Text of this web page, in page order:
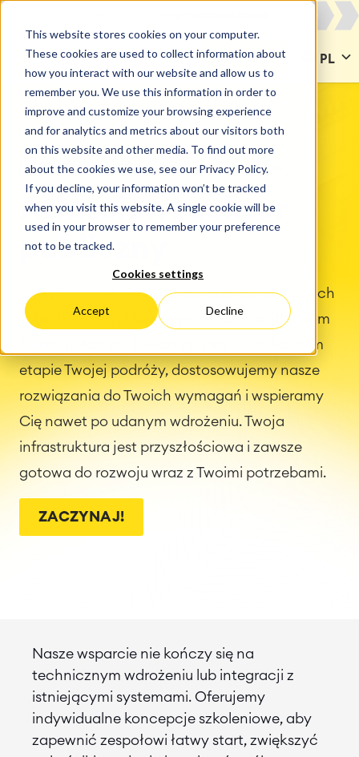
This website stores cookies on your computer.
These cookies are used to collect information about
how you interact with our website and allow us to
remember you. We use this information in order to
improve and customize your browsing experience
and for analytics and metrics about our visitors both
on this website and other media. To find out more
about the cookies we use, see our Privacy Policy.
If you decline, your information won’t be tracked
when you visit this website. A single cookie will be
used in your browser to remember your preference
not to be tracked.
Cookies settings
Accept Decline
KONTAKT PL
USŁUGI Usługi sektora publicznego
Atlassian i sektor
publiczny
Cyfryzacja sektora publicznego jest w dobrych
rękach - z certyfikowanym Enterprise Platinum
Solution Partner. Towarzyszymy Ci na każdym
etapie Twojej podróży, dostosowujemy nasze
rozwiązania do Twoich wymagań i wspieramy
Cię nawet po udanym wdrożeniu. Twoja
infrastruktura jest przyszłościowa i zawsze
gotowa do rozwoju wraz z Twoimi potrzebami.
ZACZYNAJ!
Nasze wsparcie nie kończy się na
technicznym wdrożeniu lub integracji z
istniejącymi systemami. Oferujemy
indywidualne koncepcje szkoleniowe, aby
zapewnić zespołowi łatwy start, zwiększyć